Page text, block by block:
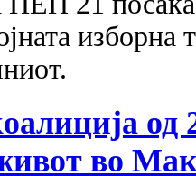
изборна
од
во